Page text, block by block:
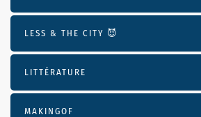
LESS & THE CITY 😈
LITTÉRATURE
MAKINGOF